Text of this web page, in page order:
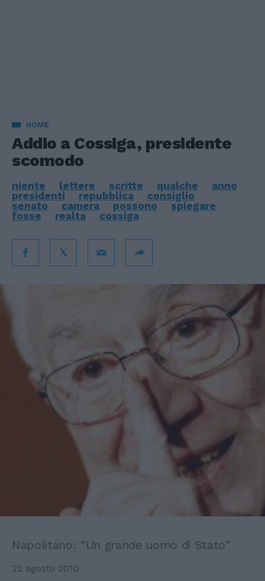
HOME
Addio a Cossiga, presidente
scomodo
niente lettere scritte qualche
anno
presidenti
repubblica
consiglio
senato
camera possono
spiegare
fosse
realta cossiga
Napolitano: "Un grande uomo di Stato"
22 agosto 2010